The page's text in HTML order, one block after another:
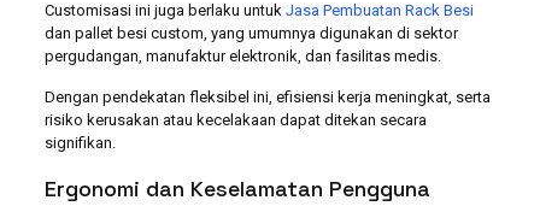
Customisasi ini juga berlaku untuk Jasa Pembuatan Rack Besi
dan pallet besi custom, yang umumnya digunakan di sektor
pergudangan, manufaktur elektronik, dan fasilitas medis.
Dengan pendekatan fleksibel ini, efisiensi kerja meningkat, serta
risiko kerusakan atau kecelakaan dapat ditekan secara
signifikan.
Ergonomi dan Keselamatan Pengguna